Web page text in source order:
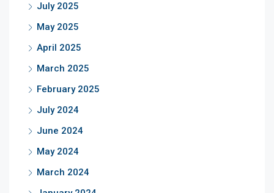
July 2025
May 2025
April 2025
March 2025
February 2025
July 2024
June 2024
May 2024
March 2024